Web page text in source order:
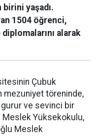
yaşadı.
1504 öğrenci,
alarak
Çubuk
mezuniyet töreninde,
ve sevinci bir
Meslek Yüksekokulu,
Meslek